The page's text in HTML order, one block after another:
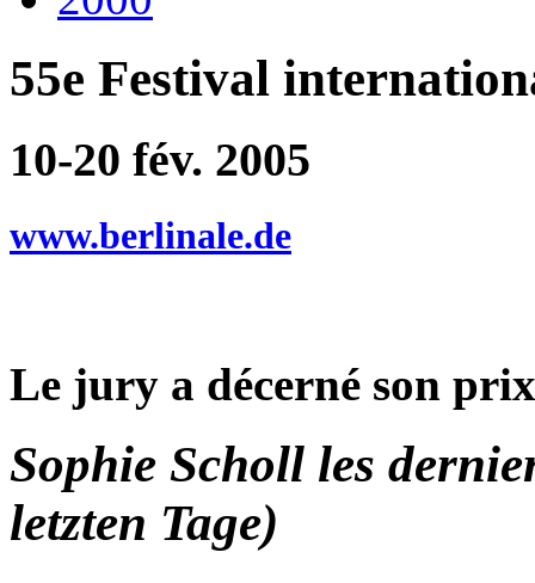
55e Festival
10-20 fév. 2005
www.berlinale.de
Le jury a décerné son
Sophie Scholl les
letzten Tage)